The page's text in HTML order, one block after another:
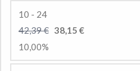
10 - 24
42,39 € 38,15 €
10,00%